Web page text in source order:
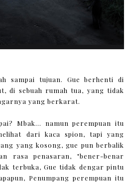
sampai tujuan. Gue berhenti di
di sebuah rumah tua, yang tidak
yang berkarat.
Mbak... namun perempuan itu
dari kaca spion, tapi yang
yang kosong, gue pun berbalik
rasa penasaran, "bener-benar
terbuka, Gue tidak dengar pintu
Penumpang perempuan itu